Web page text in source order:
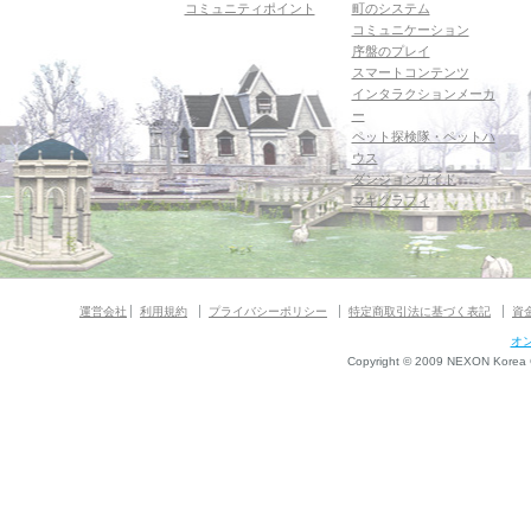
コミュニティポイント
町のシステム
コミュニケーション
序盤のプレイ
スマートコンテンツ
インタラクションメーカ
ー
ペット探検隊・ペットハ
ウス
ダンジョンガイド
マギグラフィ
運営会社 利用規約 プライバシーポリシー 特定商取引法に基づく表記 資
オ
Copyright © 2009 NEXON Korea